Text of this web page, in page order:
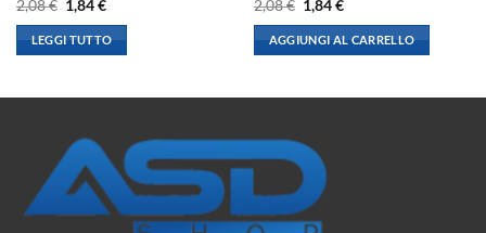
2,08€ Il
prezzo
originale
era:
2,08 €.
1,84€Il
attuale
è:
1,84 €.
LEGGI TUTTO
2,08€ Il
prezzo
originale
era:
2,08 €.
1,84€Il
attuale
è:
1,84 €.
AGGIUNGI AL CARRELLO